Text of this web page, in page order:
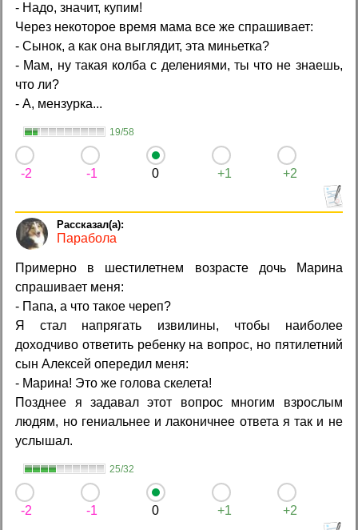
- Надо, значит, купим!
Через некоторое время мама все же спрашивает:
- Сынок, а как она выглядит, эта миньетка?
- Мам, ну такая колба с делениями, ты что не знаешь,
что ли?
- А, мензурка...
19/58
-2 -1 0 +1 +2
Парабола
Примерно в шестилетнем возрасте дочь Марина
спрашивает меня:
- Папа, а что такое череп?
Я стал напрягать извилины, чтобы наиболее
доходчиво ответить ребенку на вопрос, но пятилетний
сын Алексей опередил меня:
- Марина! Это же голова скелета!
Позднее я задавал этот вопрос многим взрослым
людям, но гениальнее и лаконичнее ответа я так и не
услышал.
25/32
-2 -1 0 +1 +2